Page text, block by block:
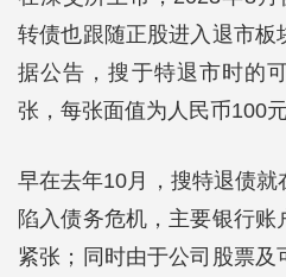
转债也跟随正股进入退市板
据公告，搜于特退市时的
张，每张面值为人民币100
早在去年10月，搜特退债就
陷入债务危机，主要银行
紧张；同时由于公司股票